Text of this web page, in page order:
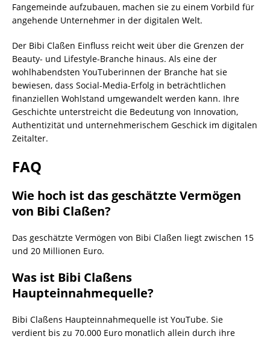
Fangemeinde aufzubauen, machen sie zu einem Vorbild für
angehende Unternehmer in der digitalen Welt.
Der Bibi Claßen Einfluss reicht weit über die Grenzen der
Beauty- und Lifestyle-Branche hinaus. Als eine der
wohlhabendsten YouTuberinnen der Branche hat sie
bewiesen, dass Social-Media-Erfolg in beträchtlichen
finanziellen Wohlstand umgewandelt werden kann. Ihre
Geschichte unterstreicht die Bedeutung von Innovation,
Authentizität und unternehmerischem Geschick im digitalen
Zeitalter.
FAQ
Wie hoch ist das geschätzte Vermögen
von Bibi Claßen?
Das geschätzte Vermögen von Bibi Claßen liegt zwischen 15
und 20 Millionen Euro.
Was ist Bibi Claßens
Haupteinnahmequelle?
Bibi Claßens Haupteinnahmequelle ist YouTube. Sie
verdient bis zu 70.000 Euro monatlich allein durch ihre